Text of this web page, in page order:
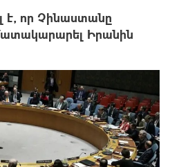
որ Չինաստանը
Իրանին